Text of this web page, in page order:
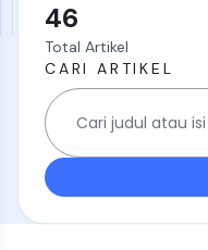
46
Total Artikel
CARI ARTIKEL